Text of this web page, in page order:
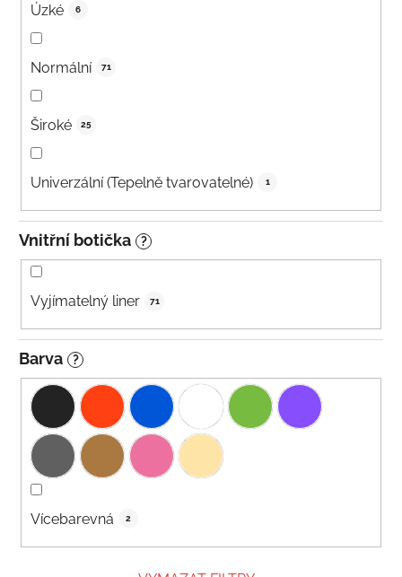
Úzké 6
Normální 71
Široké 25
Univerzální (Tepelně tvarovatelné) 1
Vnitřní botička ?
Vyjímatelný liner 71
Barva ?
Vícebarevná 2